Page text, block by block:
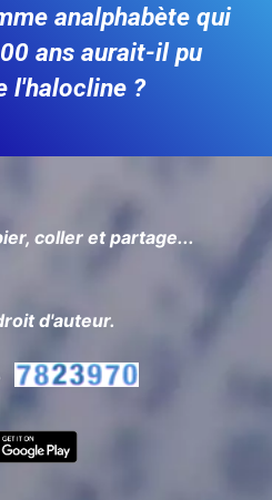
analphabète qui
ans aurait-il pu
l'halocline ?
coller et partage...
d'auteur.